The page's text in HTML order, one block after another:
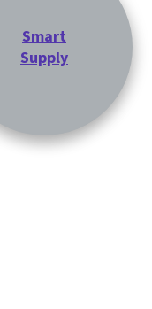
Smart
Supply